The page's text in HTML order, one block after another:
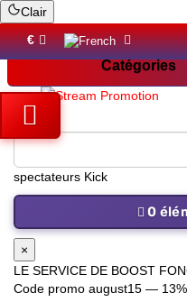
Clair
€
spectateurs Kick
0
×
LE SERVICE DE BOOST
Code promo august15 — 13%
Catégories